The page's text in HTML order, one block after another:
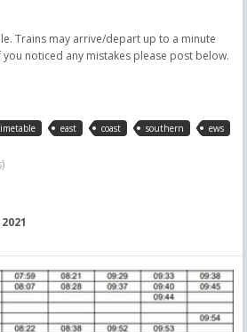
Trains may arrive/depart up to a minute
noticed any mistakes please post below.
east coast southern
ews